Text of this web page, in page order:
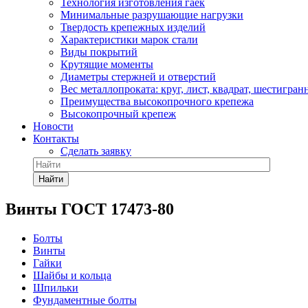
Технология изготовления гаек
Минимальные разрушающие нагрузки
Твердость крепежных изделий
Характеристики марок стали
Виды покрытий
Крутящие моменты
Диаметры стержней и отверстий
Вес металлопроката: круг, лист, квадрат,
Преимущества высокопрочного крепежа
Высокопрочный крепеж
Новости
Контакты
Сделать заявку
Найти
Винты ГОСТ 17473-80
Болты
Винты
Гайки
Шайбы и кольца
Шпильки
Фундаментные болты